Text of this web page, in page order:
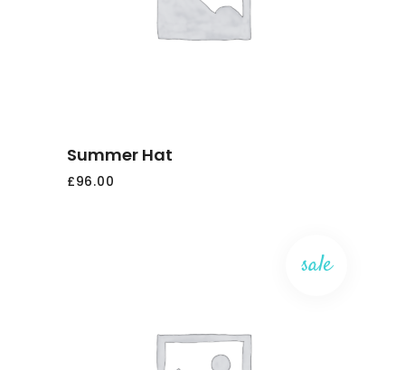
CARRELLO
Summer Hat
£96.00
sale
AGGIUNGI